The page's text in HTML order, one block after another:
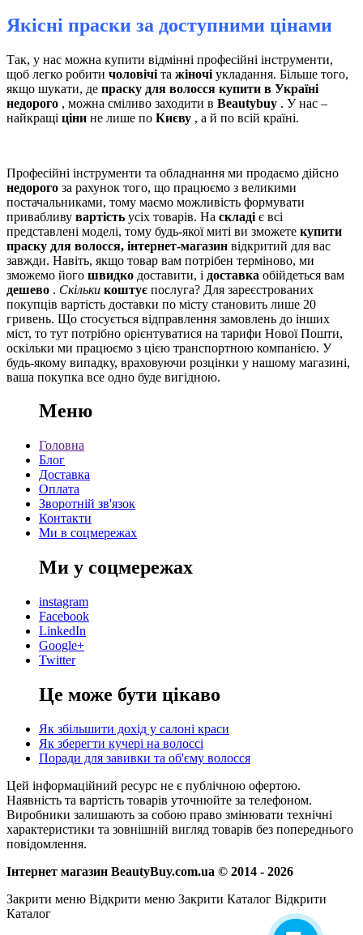
Якісні праски за доступними цінами
Так, у нас можна купити відмінні професійні інструменти,
щоб легко робити чоловічі та жіночі укладання. Більше того,
якщо шукати, де праску для волосся купити в Україні
недорого , можна сміливо заходити в Beautybuy . У нас –
найкращі ціни не лише по Києву , а й по всій країні.
Професійні інструменти та обладнання ми продаємо дійсно
недорого за рахунок того, що працюємо з великими
постачальниками, тому маємо можливість формувати
привабливу вартість усіх товарів. На складі є всі
представлені моделі, тому будь-якої миті ви зможете купити
праску для волосся, інтернет-магазин відкритий для вас
завжди. Навіть, якщо товар вам потрібен терміново, ми
зможемо його швидко доставити, і доставка обійдеться вам
дешево . Скільки коштує послуга? Для зареєстрованих
покупців вартість доставки по місту становить лише 20
гривень. Що стосується відправлення замовлень до інших
міст, то тут потрібно орієнтуватися на тарифи Нової Пошти,
оскільки ми працюємо з цією транспортною компанією. У
будь-якому випадку, враховуючи розцінки у нашому магазині,
ваша покупка все одно буде вигідною.
Меню
Головна
Блог
Доставка
Оплата
Зворотній зв'язок
Контакти
Ми в соцмережах
Ми у соцмережах
instagram
Facebook
LinkedIn
Google+
Twitter
Це може бути цікаво
Як збільшити дохід у салоні краси
Як зберегти кучері на волоссі
Поради для завивки та об'єму волосся
Цей інформаційний ресурс не є публічною офертою.
Наявність та вартість товарів уточнюйте за телефоном.
Виробники залишають за собою право змінювати технічні
характеристики та зовнішній вигляд товарів без попереднього
повідомлення.
Інтернет магазин BeautyBuy.com.ua © 2014 - 2026
Закрити меню Відкрити меню Закрити Каталог Відкрити
Каталог